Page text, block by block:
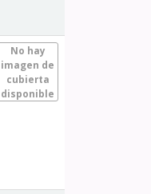
No hay
imagen de
cubierta
disponible